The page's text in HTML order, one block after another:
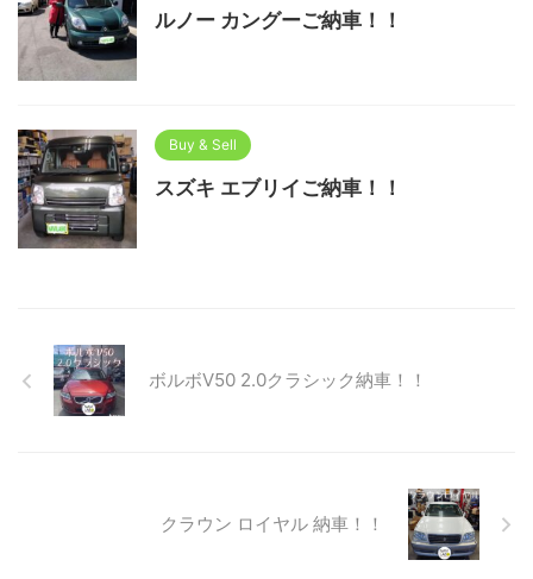
ルノー カングーご納車！！
Buy & Sell
スズキ エブリイご納車！！
ボルボV50 2.0クラシック納車！！
クラウン ロイヤル 納車！！